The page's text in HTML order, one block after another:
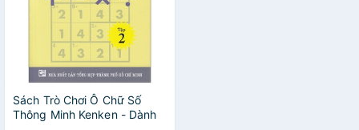
Sách Trò Chơi Ô Chữ Số
Thông Minh Kenken - Dành